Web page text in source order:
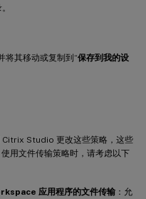
将其移动或复制到“保存到我的设
Citrix Studio 更改这些策略，这些
使用文件传输策略时，请考虑以下
应用程序的文件传输 ：允